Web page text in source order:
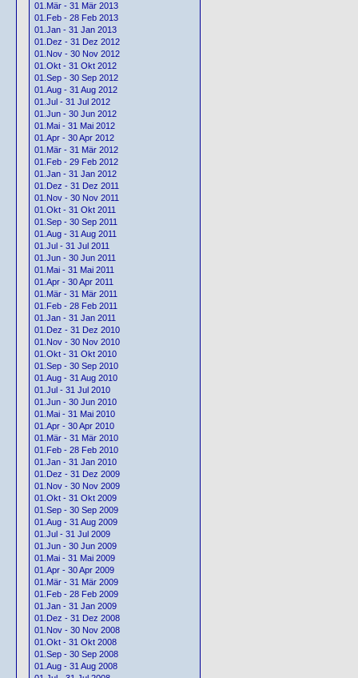
01.Mär - 31 Mär 2013
01.Feb - 28 Feb 2013
01.Jan - 31 Jan 2013
01.Dez - 31 Dez 2012
01.Nov - 30 Nov 2012
01.Okt - 31 Okt 2012
01.Sep - 30 Sep 2012
01.Aug - 31 Aug 2012
01.Jul - 31 Jul 2012
01.Jun - 30 Jun 2012
01.Mai - 31 Mai 2012
01.Apr - 30 Apr 2012
01.Mär - 31 Mär 2012
01.Feb - 29 Feb 2012
01.Jan - 31 Jan 2012
01.Dez - 31 Dez 2011
01.Nov - 30 Nov 2011
01.Okt - 31 Okt 2011
01.Sep - 30 Sep 2011
01.Aug - 31 Aug 2011
01.Jul - 31 Jul 2011
01.Jun - 30 Jun 2011
01.Mai - 31 Mai 2011
01.Apr - 30 Apr 2011
01.Mär - 31 Mär 2011
01.Feb - 28 Feb 2011
01.Jan - 31 Jan 2011
01.Dez - 31 Dez 2010
01.Nov - 30 Nov 2010
01.Okt - 31 Okt 2010
01.Sep - 30 Sep 2010
01.Aug - 31 Aug 2010
01.Jul - 31 Jul 2010
01.Jun - 30 Jun 2010
01.Mai - 31 Mai 2010
01.Apr - 30 Apr 2010
01.Mär - 31 Mär 2010
01.Feb - 28 Feb 2010
01.Jan - 31 Jan 2010
01.Dez - 31 Dez 2009
01.Nov - 30 Nov 2009
01.Okt - 31 Okt 2009
01.Sep - 30 Sep 2009
01.Aug - 31 Aug 2009
01.Jul - 31 Jul 2009
01.Jun - 30 Jun 2009
01.Mai - 31 Mai 2009
01.Apr - 30 Apr 2009
01.Mär - 31 Mär 2009
01.Feb - 28 Feb 2009
01.Jan - 31 Jan 2009
01.Dez - 31 Dez 2008
01.Nov - 30 Nov 2008
01.Okt - 31 Okt 2008
01.Sep - 30 Sep 2008
01.Aug - 31 Aug 2008